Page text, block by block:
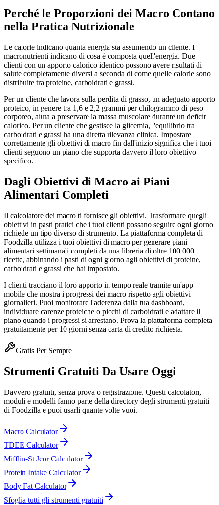
Perché le Proporzioni dei Macro Contano
nella Pratica Nutrizionale
Le calorie indicano quanta energia sta assumendo un cliente. I
macronutrienti indicano di cosa è composta quell'energia. Due
clienti con un apporto calorico identico possono avere risultati di
salute completamente diversi a seconda di come quelle calorie sono
distribuite tra proteine, carboidrati e grassi.
Per un cliente che lavora sulla perdita di grasso, un adeguato apporto
proteico, in genere tra 1,6 e 2,2 grammi per chilogrammo di peso
corporeo, aiuta a preservare la massa muscolare durante un deficit
calorico. Per un cliente che gestisce la glicemia, l'equilibrio tra
carboidrati e grassi ha una diretta rilevanza clinica. Impostare
correttamente gli obiettivi di macro fin dall'inizio significa che i tuoi
clienti seguono un piano che supporta davvero il loro obiettivo
specifico.
Dagli Obiettivi di Macro ai Piani
Alimentari Completi
Il calcolatore dei macro ti fornisce gli obiettivi. Trasformare quegli
obiettivi in pasti pratici che i tuoi clienti possano seguire ogni giorno
richiede un tipo diverso di strumento. La piattaforma completa di
Foodzilla utilizza i tuoi obiettivi di macro per generare piani
alimentari settimanali completi da una libreria di oltre 100.000
ricette, abbinando i pasti di ogni giorno agli obiettivi di proteine,
carboidrati e grassi che hai impostato.
I clienti tracciano il loro apporto in tempo reale tramite un'app
mobile che mostra i progressi dei macro rispetto agli obiettivi
giornalieri. Puoi monitorare l'aderenza dalla tua dashboard,
individuare carenze proteiche o picchi di carboidrati e adattare il
piano quando i progressi si arrestano. Prova la piattaforma completa
gratuitamente per 10 giorni senza carta di credito richiesta.
Gratis Per Sempre
Strumenti Gratuiti Da Usare Oggi
Davvero gratuiti, senza prova o registrazione. Questi calcolatori,
moduli e modelli fanno parte della directory degli strumenti gratuiti
di Foodzilla e puoi usarli quante volte vuoi.
Macro Calculator
TDEE Calculator
Mifflin-St Jeor Calculator
Protein Intake Calculator
Body Fat Calculator
Sfoglia tutti gli strumenti gratuiti